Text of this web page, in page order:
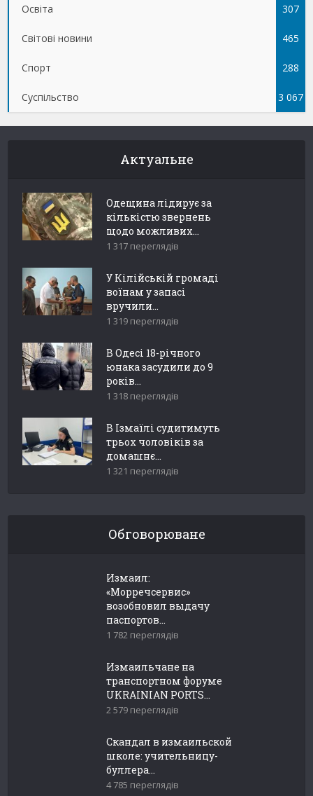
Освіта 307
Світові новини 465
Спорт 288
Суспільство 3 067
Актуальне
Одещина лідирує за
кількістю звернень
щодо можливих...
1 317 переглядів
У Кілійській громаді
воїнам у запасі
вручили...
1 319 переглядів
В Одесі 18-річного
юнака засудили до 9
років...
1 318 переглядів
В Ізмаїлі судитимуть
трьох чоловіків за
домашнє...
1 321 переглядів
Обговорюване
Измаил:
«Морречсервис»
возобновил выдачу
паспортов...
1 782 переглядів
Измаильчане на
транспортном форуме
UKRAINIAN PORTS...
2 579 переглядів
Скандал в измаильской
школе: учительницу-
буллера...
4 785 переглядів